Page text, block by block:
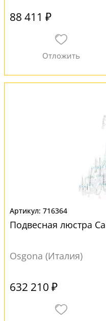
88 411 ₽
716364
Подвесная люстра
Osgona (Италия)
632 210 ₽